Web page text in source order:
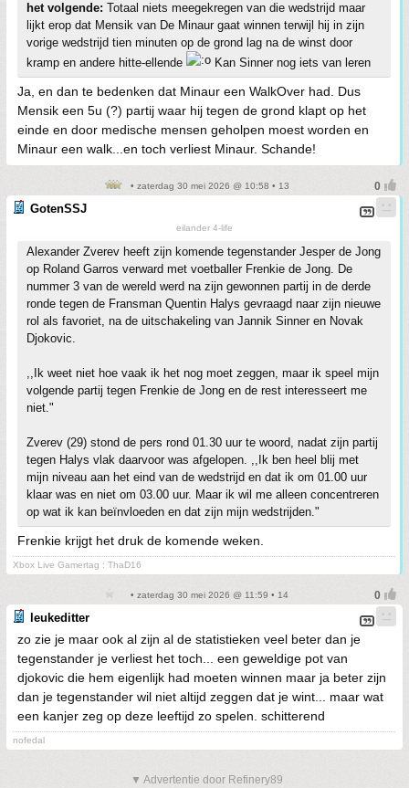
het volgende: Totaal niets meegekregen van die wedstrijd maar
lijkt erop dat Mensik van De Minaur gaat winnen terwijl hij in zijn
vorige wedstrijd tien minuten op de grond lag na de winst door
kramp en andere hitte-ellende
Kan Sinner nog iets van leren
Ja, en dan te bedenken dat Minaur een WalkOver had. Dus
Mensik een 5u (?) partij waar hij tegen de grond klapt op het
einde en door medische mensen geholpen moest worden en
Minaur een walk...en toch verliest Minaur. Schande!
• zaterdag 30 mei 2026 @ 10:58 • 13
GotenSSJ
eilander 4-life
Alexander Zverev heeft zijn komende tegenstander Jesper de Jong
op Roland Garros verward met voetballer Frenkie de Jong. De
nummer 3 van de wereld werd na zijn gewonnen partij in de derde
ronde tegen de Fransman Quentin Halys gevraagd naar zijn nieuwe
rol als favoriet, na de uitschakeling van Jannik Sinner en Novak
Djokovic.
,,Ik weet niet hoe vaak ik het nog moet zeggen, maar ik speel mijn
volgende partij tegen Frenkie de Jong en de rest interesseert me
niet."
Zverev (29) stond de pers rond 01.30 uur te woord, nadat zijn partij
tegen Halys vlak daarvoor was afgelopen. ,,Ik ben heel blij met
mijn niveau aan het eind van de wedstrijd en dat ik om 01.00 uur
klaar was en niet om 03.00 uur. Maar ik wil me alleen concentreren
op wat ik kan beïnvloeden en dat zijn mijn wedstrijden."
Frenkie krijgt het druk de komende weken.
Xbox Live Gamertag : ThaD16
• zaterdag 30 mei 2026 @ 11:59 • 14
leukeditter
zo zie je maar ook al zijn al de statistieken veel beter dan je
tegenstander je verliest het toch... een geweldige pot van
djokovic die hem eigenlijk had moeten winnen maar ja beter zijn
dan je tegenstander wil niet altijd zeggen dat je wint... maar wat
een kanjer zeg op deze leeftijd zo spelen. schitterend
nofedal
▼ Advertentie door Refinery89